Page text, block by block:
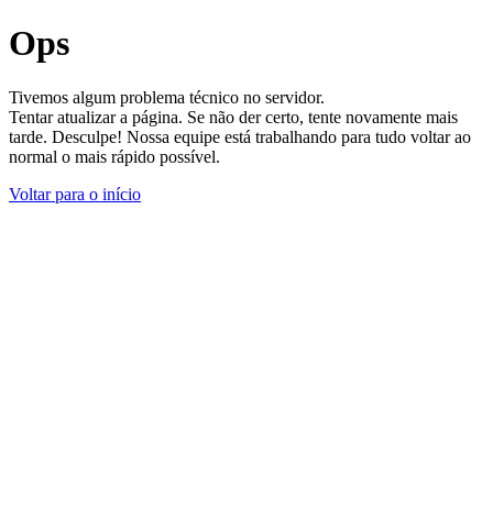
Ops
Tivemos algum problema técnico no servidor.
Tentar atualizar a página. Se não der certo, tente novamente mais
tarde. Desculpe! Nossa equipe está trabalhando para tudo voltar ao
normal o mais rápido possível.
Voltar para o início